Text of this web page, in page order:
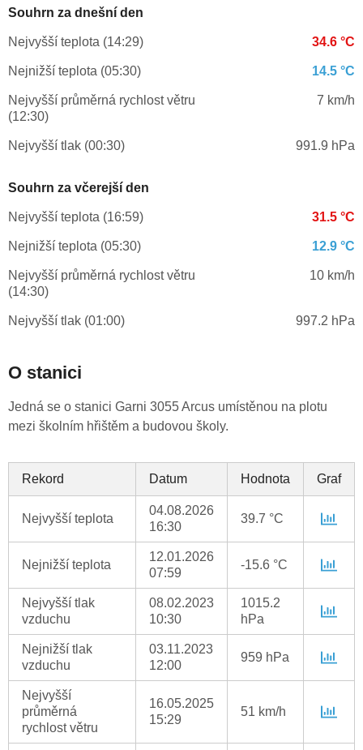
Souhrn za dnešní den
Nejvyšší teplota (14:29) 34.6 °C
Nejnižší teplota (05:30) 14.5 °C
Nejvyšší průměrná rychlost větru
(12:30)
7 km/h
Nejvyšší tlak (00:30) 991.9 hPa
Souhrn za včerejší den
Nejvyšší teplota (16:59) 31.5 °C
Nejnižší teplota (05:30) 12.9 °C
Nejvyšší průměrná rychlost větru
(14:30)
10 km/h
Nejvyšší tlak (01:00) 997.2 hPa
O stanici
Jedná se o stanici Garni 3055 Arcus umístěnou na plotu
mezi školním hřištěm a budovou školy.
Rekord Datum Hodnota Graf
Nejvyšší teplota
04.08.2026
16:30
39.7 °C
Nejnižší teplota
12.01.2026
07:59
-15.6 °C
Nejvyšší tlak
vzduchu
08.02.2023
10:30
1015.2
hPa
Nejnižší tlak
vzduchu
03.11.2023
12:00
959 hPa
Nejvyšší
průměrná
rychlost větru
16.05.2025
15:29
51 km/h